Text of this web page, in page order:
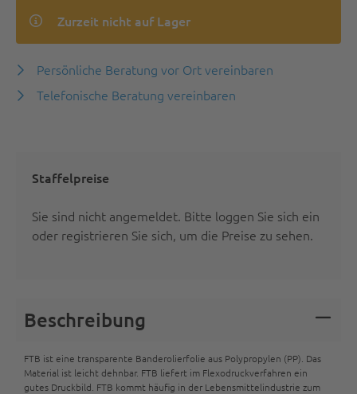
Zurzeit nicht auf Lager
Persönliche Beratung vor Ort vereinbaren
Telefonische Beratung vereinbaren
Staffelpreise
Sie sind nicht angemeldet. Bitte loggen Sie sich ein
oder registrieren Sie sich, um die Preise zu sehen.
Beschreibung
FTB ist eine transparente Banderolierfolie aus Polypropylen (PP). Das
Material ist leicht dehnbar. FTB liefert im Flexodruckverfahren ein
gutes Druckbild. FTB kommt häufig in der Lebensmittelindustrie zum